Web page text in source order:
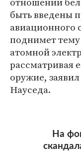
быть введены
авиационного
поднимет тему
атомной
рассматривая
оружие,
Науседа.
На